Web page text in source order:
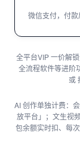
微信支付，付款
全平台VIP 一价解
全流程软件等进阶
或
AI 创作单独计费：
放平台」；文生视
包余额实时扣、每